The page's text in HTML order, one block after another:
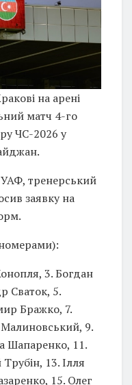
на арені
матч 4-го
ЧС-2026 у
тренерський
заявку на
3. Богдан
Сваток, 5.
Бражко, 7.
9.
Шапаренко, 11.
13. Ілля
15. Олег